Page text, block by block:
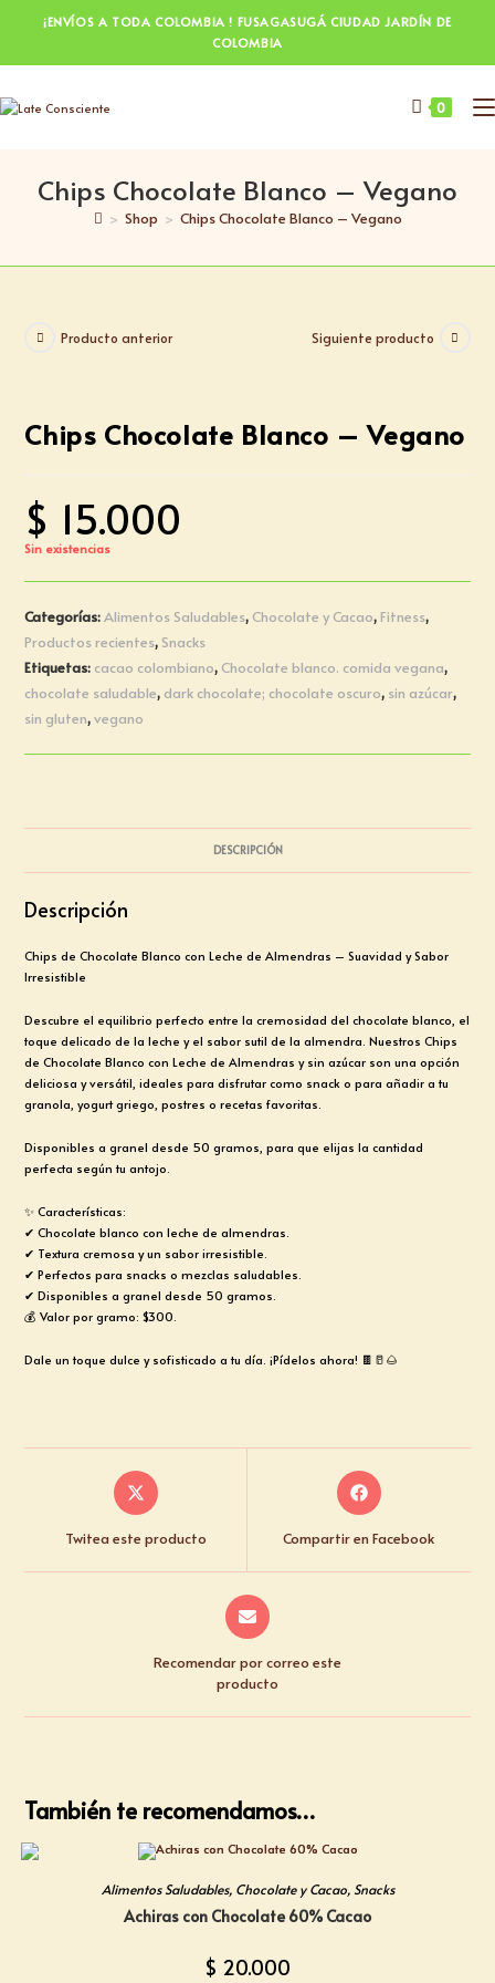
¡ENVÍOS A TODA COLOMBIA ! FUSAGASUGÁ CIUDAD JARDÍN DE
COLOMBIA
0
Chips Chocolate Blanco – Vegano
> Shop > Chips Chocolate Blanco – Vegano
Producto anterior Siguiente producto
Chips Chocolate Blanco – Vegano
$ 15.000
Sin existencias
Categorías:Alimentos Saludables, Chocolate y Cacao,Fitness,
Productos recientes, Snacks
Etiquetas: cacao colombiano, Chocolate blanco. comida vegana,
chocolate saludable, dark chocolate; chocolate oscuro, sin azúcar,
sin gluten,vegano
DESCRIPCIÓN
Descripción
Chips de Chocolate Blanco con Leche de Almendras – Suavidad y Sabor
Irresistible
Descubre el equilibrio perfecto entre la cremosidad del chocolate blanco, el
toque delicado de la leche y el sabor sutil de la almendra. Nuestros Chips
de Chocolate Blanco con Leche de Almendras y sin azúcar son una opción
deliciosa y versátil, ideales para disfrutar como snack o para añadir a tu
granola, yogurt griego, postres o recetas favoritas.
Disponibles a granel desde 50 gramos, para que elijas la cantidad
perfecta según tu antojo.
✨ Características:
✔ Chocolate blanco con leche de almendras.
✔ Textura cremosa y un sabor irresistible.
✔ Perfectos para snacks o mezclas saludables.
✔ Disponibles a granel desde 50 gramos.
💰 Valor por gramo: $300.
Dale un toque dulce y sofisticado a tu día. ¡Pídelos ahora! 🍫🥛🌰
Twitea este producto Compartir en Facebook
Recomendar por correo este
producto
También te recomendamos…
Alimentos Saludables, Chocolate y Cacao, Snacks
Achiras con Chocolate 60% Cacao
$ 20.000